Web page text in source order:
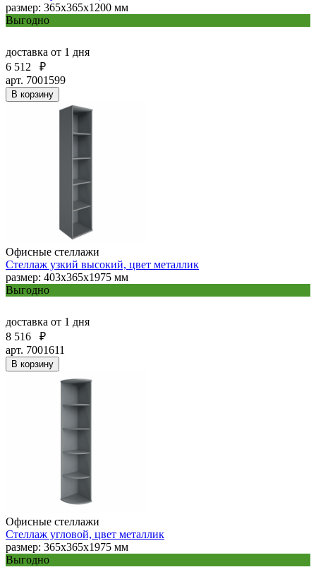
размер: 365х365х1200 мм
Выгодно
доставка от 1 дня
6 512
₽
арт. 7001599
В корзину
Офисные стеллажи
Стеллаж узкий высокий, цвет металлик
размер: 403х365х1975 мм
Выгодно
доставка от 1 дня
8 516
₽
арт. 7001611
В корзину
Офисные стеллажи
Стеллаж угловой, цвет металлик
размер: 365х365х1975 мм
Выгодно